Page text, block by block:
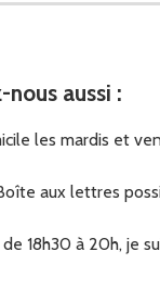
nous aussi :
les mardis et
aux lettres
de 18h30 à 20h, je